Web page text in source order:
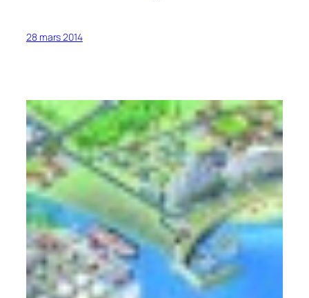
28 mars 2014